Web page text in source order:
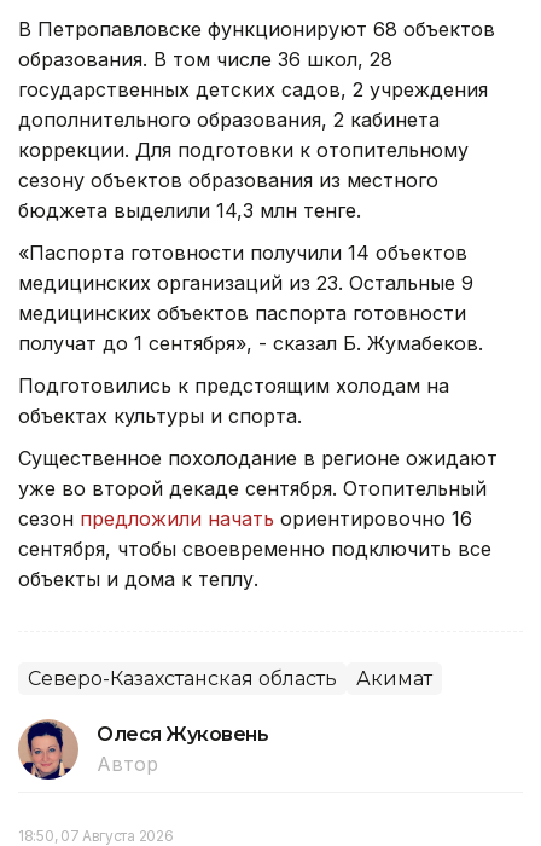
В Петропавловске функционируют 68 объектов
образования. В том числе 36 школ, 28
государственных детских садов, 2 учреждения
дополнительного образования, 2 кабинета
коррекции. Для подготовки к отопительному
сезону объектов образования из местного
бюджета выделили 14,3 млн тенге.
«Паспорта готовности получили 14 объектов
медицинских организаций из 23. Остальные 9
медицинских объектов паспорта готовности
получат до 1 сентября», - сказал Б. Жумабеков.
Подготовились к предстоящим холодам на
объектах культуры и спорта.
Существенное похолодание в регионе ожидают
уже во второй декаде сентября. Отопительный
сезон предложили начать ориентировочно 16
сентября, чтобы своевременно подключить все
объекты и дома к теплу.
Северо-Казахстанская область Акимат
Олеся Жуковень
Автор
18:50, 07 Августа 2026